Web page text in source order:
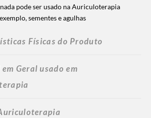
pode ser usado na Auriculoterapia
sementes e agulhas
Físicas do Produto
Geral usado em